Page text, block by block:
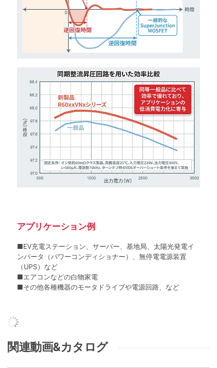
アプリケーション例
■EV充電ステーション、サーバー、基地局、太陽光発電イ
ンバータ（パワーコンディショナー）、無停電電源装置
（UPS）など
■エアコンなどの白物家電
■その他各種機器のモータドライブや電源回路、など
関連動画&カタログ